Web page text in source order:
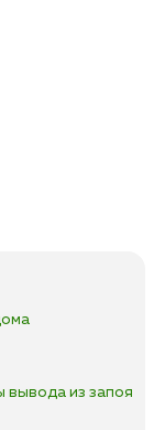
вывода из запоя